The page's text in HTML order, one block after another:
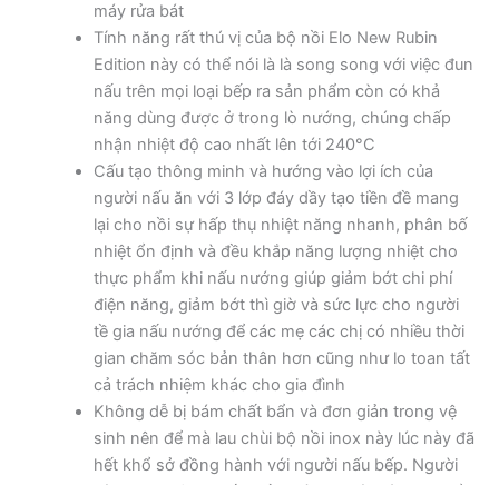
máy rửa bát
Tính năng rất thú vị của bộ nồi Elo New Rubin
Edition này có thể nói là là song song với việc đun
nấu trên mọi loại bếp ra sản phẩm còn có khả
năng dùng được ở trong lò nướng, chúng chấp
nhận nhiệt độ cao nhất lên tới 240°C
Cấu tạo thông minh và hướng vào lợi ích của
người nấu ăn với 3 lớp đáy dầy tạo tiền đề mang
lại cho nồi sự hấp thụ nhiệt năng nhanh, phân bố
nhiệt ổn định và đều khắp năng lượng nhiệt cho
thực phẩm khi nấu nướng giúp giảm bớt chi phí
điện năng, giảm bớt thì giờ và sức lực cho người
tề gia nấu nướng để các mẹ các chị có nhiều thời
gian chăm sóc bản thân hơn cũng như lo toan tất
cả trách nhiệm khác cho gia đình
Không dễ bị bám chất bẩn và đơn giản trong vệ
sinh nên để mà lau chùi bộ nồi inox này lúc này đã
hết khổ sở đồng hành với người nấu bếp. Người